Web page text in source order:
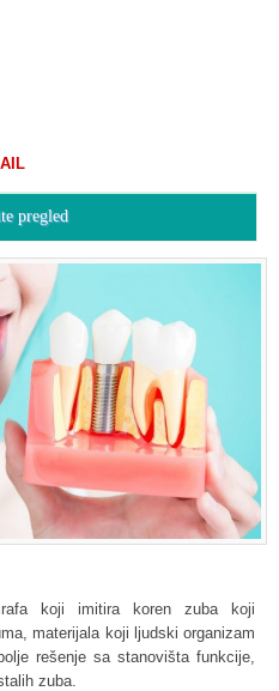
pregled
koji imitira koren zuba koji
materijala koji ljudski organizam
rešenje sa stanovišta funkcije,
zuba.